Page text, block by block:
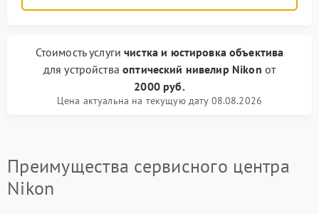
Стоимость услугичистка и юстировка объектива
для устройстваоптический нивелир Nikon от
2000 руб.
Цена актуальна на текущую дату 08.08.2026
Преимущества сервисного центра
Nikon